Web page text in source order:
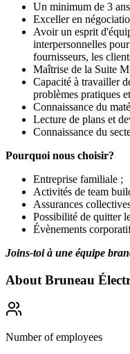
Un minimum de 3
Exceller en
Avoir un esprit
interpersonnelles
fournisseurs, les
Maîtrise de la Suite
Capacité à travailler
problèmes pratiques
Connaissance du
Lecture de plans et
Connaissance du
Pourquoi nous choisir?
Entreprise familiale ;
Activités de team
Assurances
Possibilité de quitter
Évènements
Joins-toi à une équipe
About Bruneau
Number of employees